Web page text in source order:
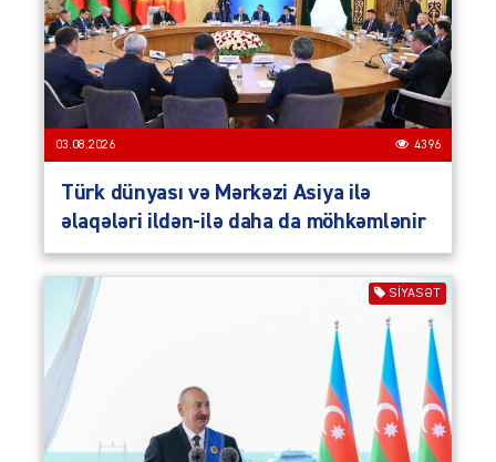
03.08.2026 4396
Türk dünyası və Mərkəzi Asiya ilə
əlaqələri ildən-ilə daha da möhkəmlənir
SIYASƏT